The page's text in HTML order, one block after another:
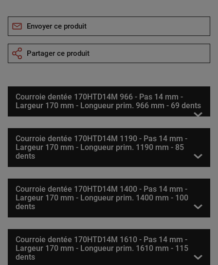
Envoyer ce produit
Partager ce produit
Courroie dentée 170HTD14M 966 - Pas 14 mm -
Largeur 170 mm - Longueur prim. 966 mm - 69 dents
Courroie dentée 170HTD14M 1190 - Pas 14 mm -
Largeur 170 mm - Longueur prim. 1190 mm - 85
dents
Courroie dentée 170HTD14M 1400 - Pas 14 mm -
Largeur 170 mm - Longueur prim. 1400 mm - 100
dents
Courroie dentée 170HTD14M 1610 - Pas 14 mm -
Largeur 170 mm - Longueur prim. 1610 mm - 115
dents